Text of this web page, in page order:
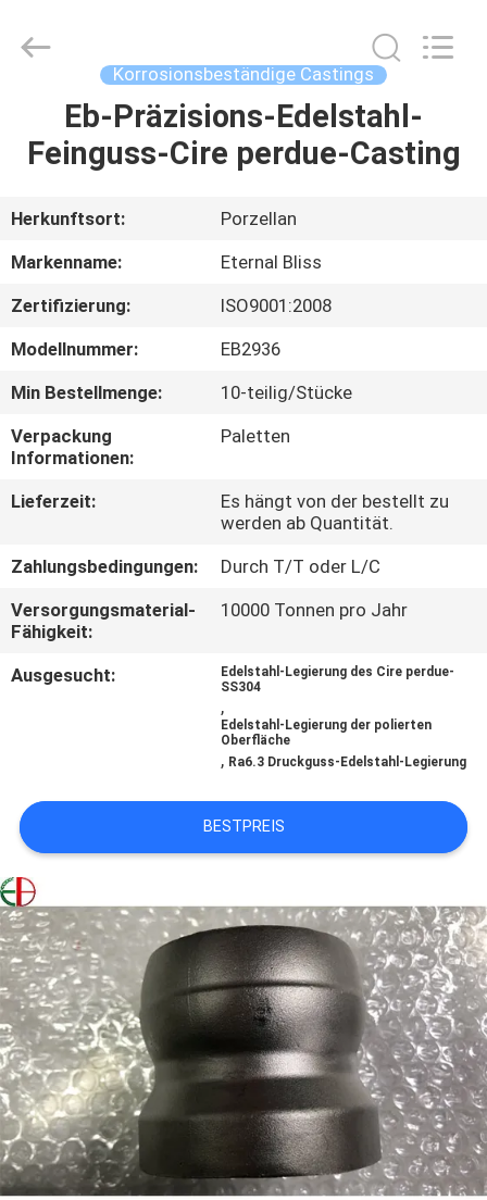
HAUS
VIDEOS
ÜBER
UNS
FABRIK-
AUSFLUG
QUALITÄTSKONTROLLE
TRETEN
SIE
MIT
NACHRICHTEN
FORDERN
SIE
EIN
ZITAT
SITEMAP
DATENSCHUTZRICHTLINIE
Forging
Co.,LTD..
Korrosionsbeständige Castings
Eb-Präzisions-Edelstahl-
Feinguss-Cire perdue-Casting
Herkunftsort:
Porzellan
Markenname:
Eternal Bliss
Zertifizierung:
ISO9001:2008
Modellnummer:
EB2936
Min Bestellmenge:
10-teilig/Stücke
Verpackung
Informationen:
Paletten
Lieferzeit:
Es hängt von der bestellt zu
werden ab Quantität.
Zahlungsbedingungen:
Durch T/T oder L/C
Versorgungsmaterial-
Fähigkeit:
10000 Tonnen pro Jahr
Ausgesucht:
Edelstahl-Legierung des Cire perdue-
SS304
,
Edelstahl-Legierung der polierten
Oberfläche
, Ra6.3 Druckguss-Edelstahl-Legierung
BESTPREIS